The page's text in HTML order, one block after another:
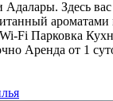
Здесь
ароматами
Wi-Fi Парковка
Аренда от 1